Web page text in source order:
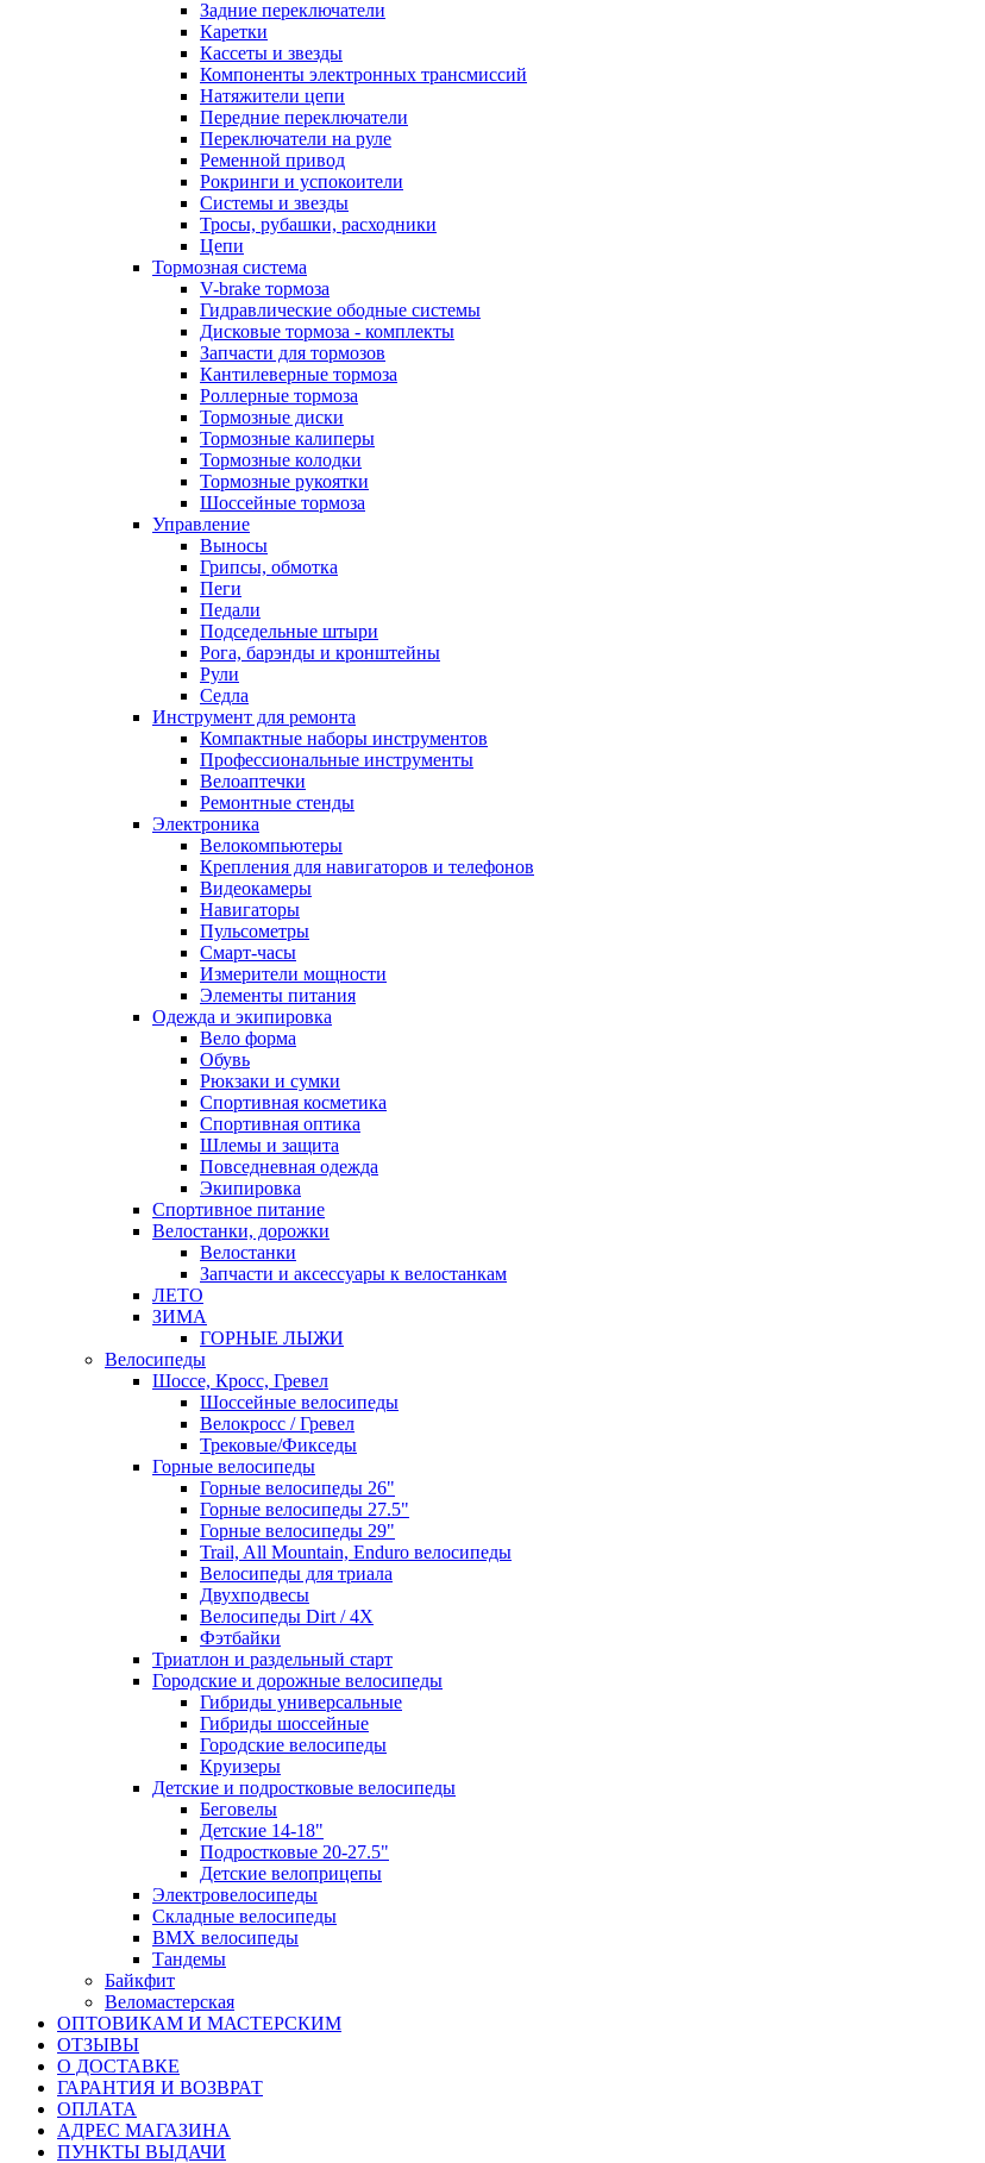
Задние переключатели
Каретки
Кассеты и звезды
Компоненты электронных трансмиссий
Натяжители цепи
Передние переключатели
Переключатели на руле
Ременной привод
Рокринги и успокоители
Системы и звезды
Тросы, рубашки, расходники
Цепи
Тормозная система
V-brake тормоза
Гидравлические ободные системы
Дисковые тормоза - комплекты
Запчасти для тормозов
Кантилеверные тормоза
Роллерные тормоза
Тормозные диски
Тормозные калиперы
Тормозные колодки
Тормозные рукоятки
Шоссейные тормоза
Управление
Выносы
Грипсы, обмотка
Пеги
Педали
Подседельные штыри
Рога, барэнды и кронштейны
Рули
Седла
Инструмент для ремонта
Компактные наборы инструментов
Профессиональные инструменты
Велоаптечки
Ремонтные стенды
Электроника
Велокомпьютеры
Крепления для навигаторов и телефонов
Видеокамеры
Навигаторы
Пульсометры
Смарт-часы
Измерители мощности
Элементы питания
Одежда и экипировка
Вело форма
Обувь
Рюкзаки и сумки
Спортивная косметика
Спортивная оптика
Шлемы и защита
Повседневная одежда
Экипировка
Спортивное питание
Велостанки, дорожки
Велостанки
Запчасти и аксессуары к велостанкам
ЛЕТО
ЗИМА
ГОРНЫЕ ЛЫЖИ
Велосипеды
Шоссе, Кросс, Гревел
Шоссейные велосипеды
Велокросс / Гревел
Трековые/Фикседы
Горные велосипеды
Горные велосипеды 26"
Горные велосипеды 27.5"
Горные велосипеды 29"
Trail, All Mountain, Enduro велосипеды
Велосипеды для триала
Двухподвесы
Велосипеды Dirt / 4X
Фэтбайки
Триатлон и раздельный старт
Городские и дорожные велосипеды
Гибриды универсальные
Гибриды шоссейные
Городские велосипеды
Круизеры
Детские и подростковые велосипеды
Беговелы
Детские 14-18"
Подростковые 20-27.5"
Детские велоприцепы
Электровелосипеды
Складные велосипеды
BMX велосипеды
Тандемы
Байкфит
Веломастерская
ОПТОВИКАМ И МАСТЕРСКИМ
ОТЗЫВЫ
О ДОСТАВКЕ
ГАРАНТИЯ И ВОЗВРАТ
ОПЛАТА
АДРЕС МАГАЗИНА
ПУНКТЫ ВЫДАЧИ